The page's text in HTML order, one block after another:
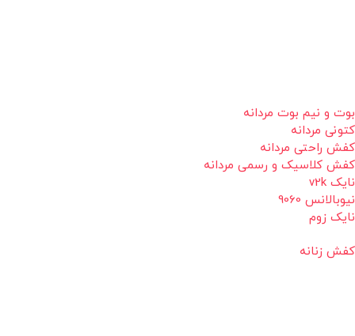
بوت و نیم بوت مردانه
کتونی مردانه
کفش راحتی مردانه
کفش کلاسیک و رسمی مردانه
نایک v2k
نیوبالانس 9060
نایک زوم
کفش زنانه